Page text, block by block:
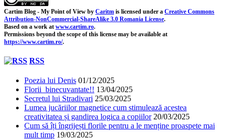
Cartim Blog - My Point of View by Caritm is licensed under a Creative Commons
Attribution-NonCommercial-ShareAlike 3.0 Romania License.
Based on a work at www.cartim.ro.
Permissions beyond the scope of this license may be available at
https://www.cartim.ro/.
RSS
Poezia lui Denis 01/12/2025
Florii binecuvantate!! 13/04/2025
Secretul lui Stradivari 25/03/2025
Lumea jucăriilor magnetice cum stimulează acestea
creativitatea și gandirea logica a copiilor 20/03/2025
Cum să îți îngrijești florile pentru a le menține proaspete mai
mult timp 19/03/2025